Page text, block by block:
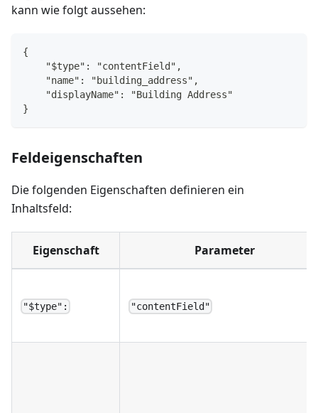
kann wie folgt aussehen:
{
    "$type": "contentField",
    "name": "building_address",
    "displayName": "Building Address"
}
Feldeigenschaften
Die folgenden Eigenschaften definieren ein
Inhaltsfeld:
Eigenschaft Parameter
"$type": "contentField"